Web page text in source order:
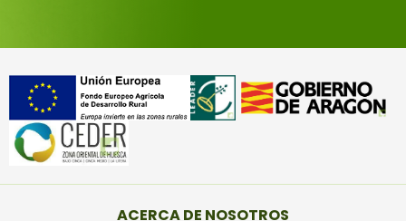
ACERCA DE NOSOTROS